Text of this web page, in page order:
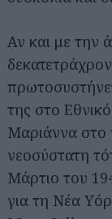
Αν και με την
της στο
Μαριάννα στο
νεοσύστατη
Μάρτιο του
για τη Νέα